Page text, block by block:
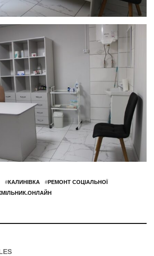
#КАЛИНІВКА #РЕМОНТ СОЦІАЛЬНОЇ